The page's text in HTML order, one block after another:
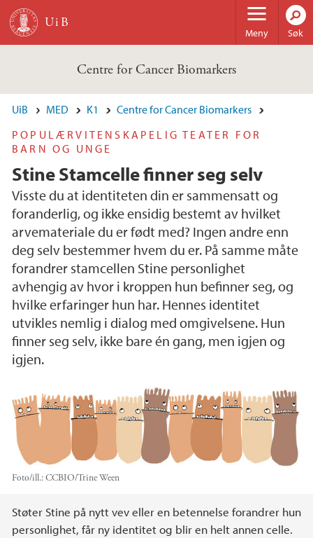
Hopp til hovedinnhold
Meny Søk
Centre for Cancer Biomarkers
UiB MED K1
Centre for Cancer Biomarkers
POPULÆRVITENSKAPELIG TEATER FOR
BARN OG UNGE
Stine Stamcelle finner seg selv
Visste du at identiteten din er sammensatt og
foranderlig, og ikke ensidig bestemt av hvilket
arvemateriale du er født med? Ingen andre enn
deg selv bestemmer hvem du er. På samme måte
forandrer stamcellen Stine personlighet
avhengig av hvor i kroppen hun befinner seg, og
hvilke erfaringer hun har. Hennes identitet
utvikles nemlig i dialog med omgivelsene. Hun
finner seg selv, ikke bare én gang, men igjen og
igjen.
Foto/ill.:CCBIO/Trine Ween
Hovedinnhold
Støter Stine på nytt vev eller en betennelse forandrer hun
personlighet, får ny identitet og blir en helt annen celle.